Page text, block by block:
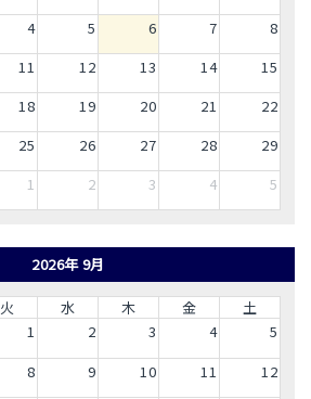
4 5 6 7
8
11 12 13 14
15
18 19 20 21
22
25 26 27 28
29
1 2 3 4 5
2026年 9月
火 水 木 金
土
1 2 3 4
5
8 9 10 11
12